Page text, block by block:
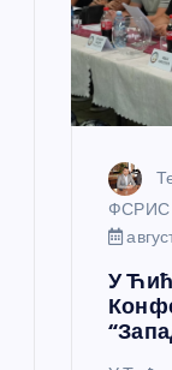
ФСРИС
У